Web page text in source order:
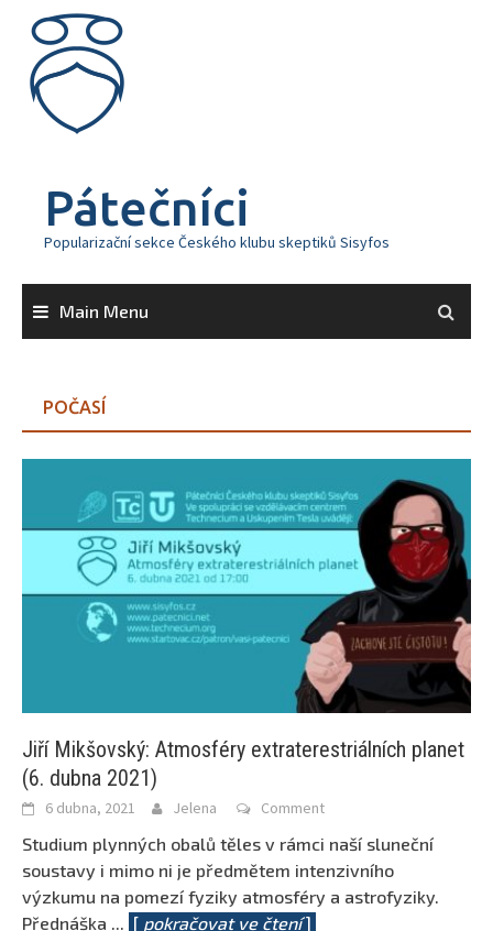
content
Pátečníci
Popularizační sekce Českého klubu skeptiků Sisyfos
Main Menu
POČASÍ
Jiří Mikšovský: Atmosféry extraterestriálních planet
(6. dubna 2021)
6 dubna, 2021 Jelena Comment
Studium plynných obalů těles v rámci naší sluneční
soustavy i mimo ni je předmětem intenzivního
výzkumu na pomezí fyziky atmosféry a astrofyziky.
Přednáška ... [ pokračovat ve čtení]